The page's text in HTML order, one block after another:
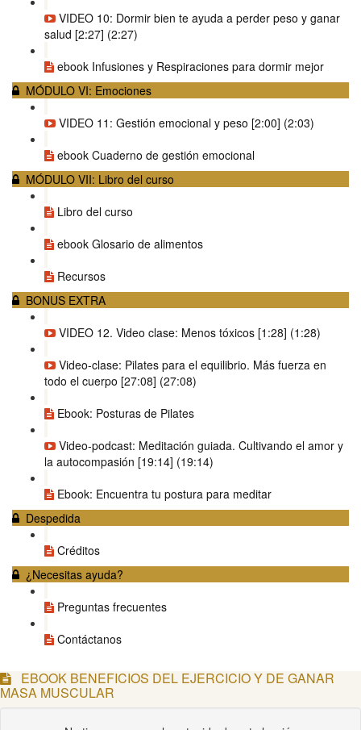
VIDEO 10: Dormir bien te ayuda a perder peso y ganar
salud [2:27] (2:27)
ebook Infusiones y Respiraciones para dormir mejor
MÓDULO VI: Emociones
VIDEO 11: Gestión emocional y peso [2:00] (2:03)
ebook Cuaderno de gestión emocional
MÓDULO VII: Libro del curso
Libro del curso
ebook Glosario de alimentos
Recursos
BONUS EXTRA
VIDEO 12. Video clase: Menos tóxicos [1:28] (1:28)
Video-clase: Pilates para el equilibrio. Más fuerza en
todo el cuerpo [27:08] (27:08)
Ebook: Posturas de Pilates
Video-podcast: Meditación guiada. Cultivando el amor y
la autocompasión [19:14] (19:14)
Ebook: Encuentra tu postura para meditar
Despedida
Créditos
¿Necesitas ayuda?
Preguntas frecuentes
Contáctanos
EBOOK BENEFICIOS DEL EJERCICIO Y DE GANAR
MASA MUSCULAR